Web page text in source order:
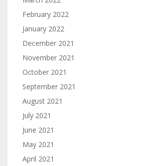
February 2022
January 2022
December 2021
November 2021
October 2021
September 2021
August 2021
July 2021
June 2021
May 2021
April 2021